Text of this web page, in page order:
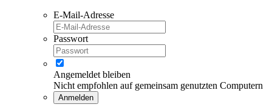
E-Mail-Adresse
Passwort
Angemeldet bleiben
Nicht empfohlen auf gemeinsam genutzten Computern
Anmelden